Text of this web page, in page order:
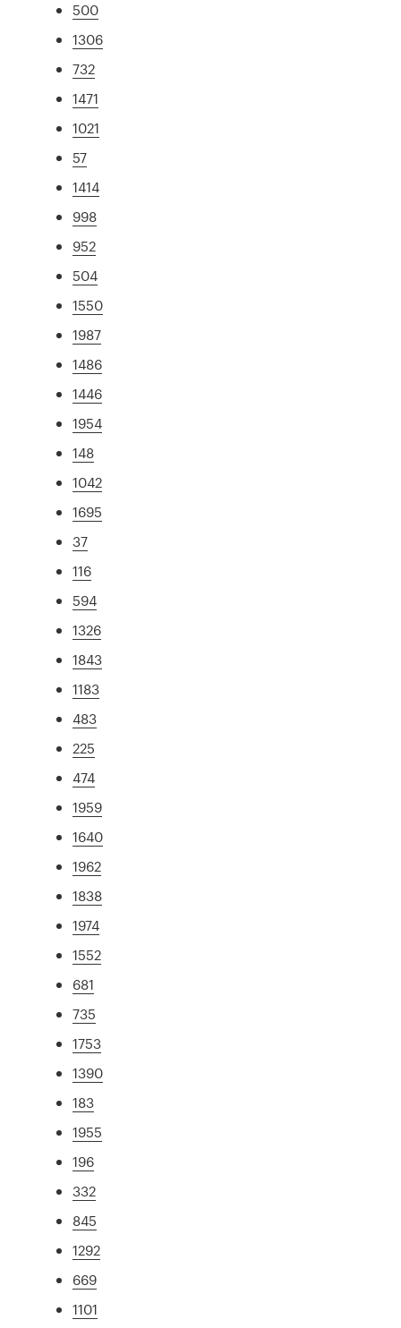
500
1306
732
1471
1021
57
1414
998
952
504
1550
1987
1486
1446
1954
148
1042
1695
37
116
594
1326
1843
1183
483
225
474
1959
1640
1962
1838
1974
1552
681
735
1753
1390
183
1955
196
332
845
1292
669
1101